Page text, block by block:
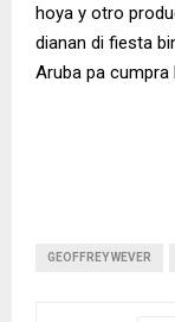
hoya y otro
dianan di fiesta
Aruba pa cumpra
GEOFFREY WEVER